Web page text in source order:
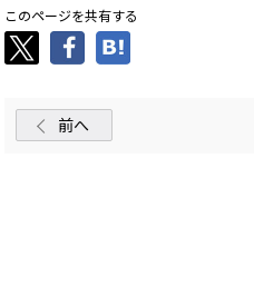
このページを共有する
前へ